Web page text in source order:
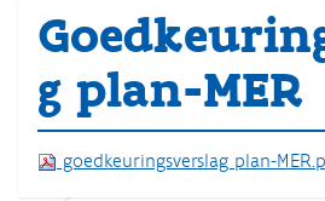
g plan-MER
goedkeuringsverslag plan-